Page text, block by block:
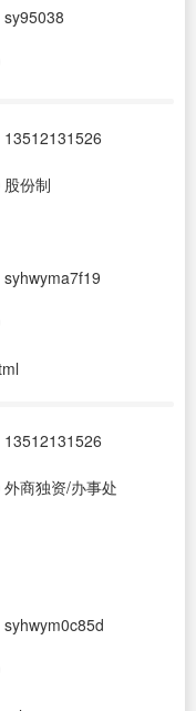
sy95038
13512131526
股份制
syhwyma7f19
13512131526
外商独资/办事处
syhwym0c85d